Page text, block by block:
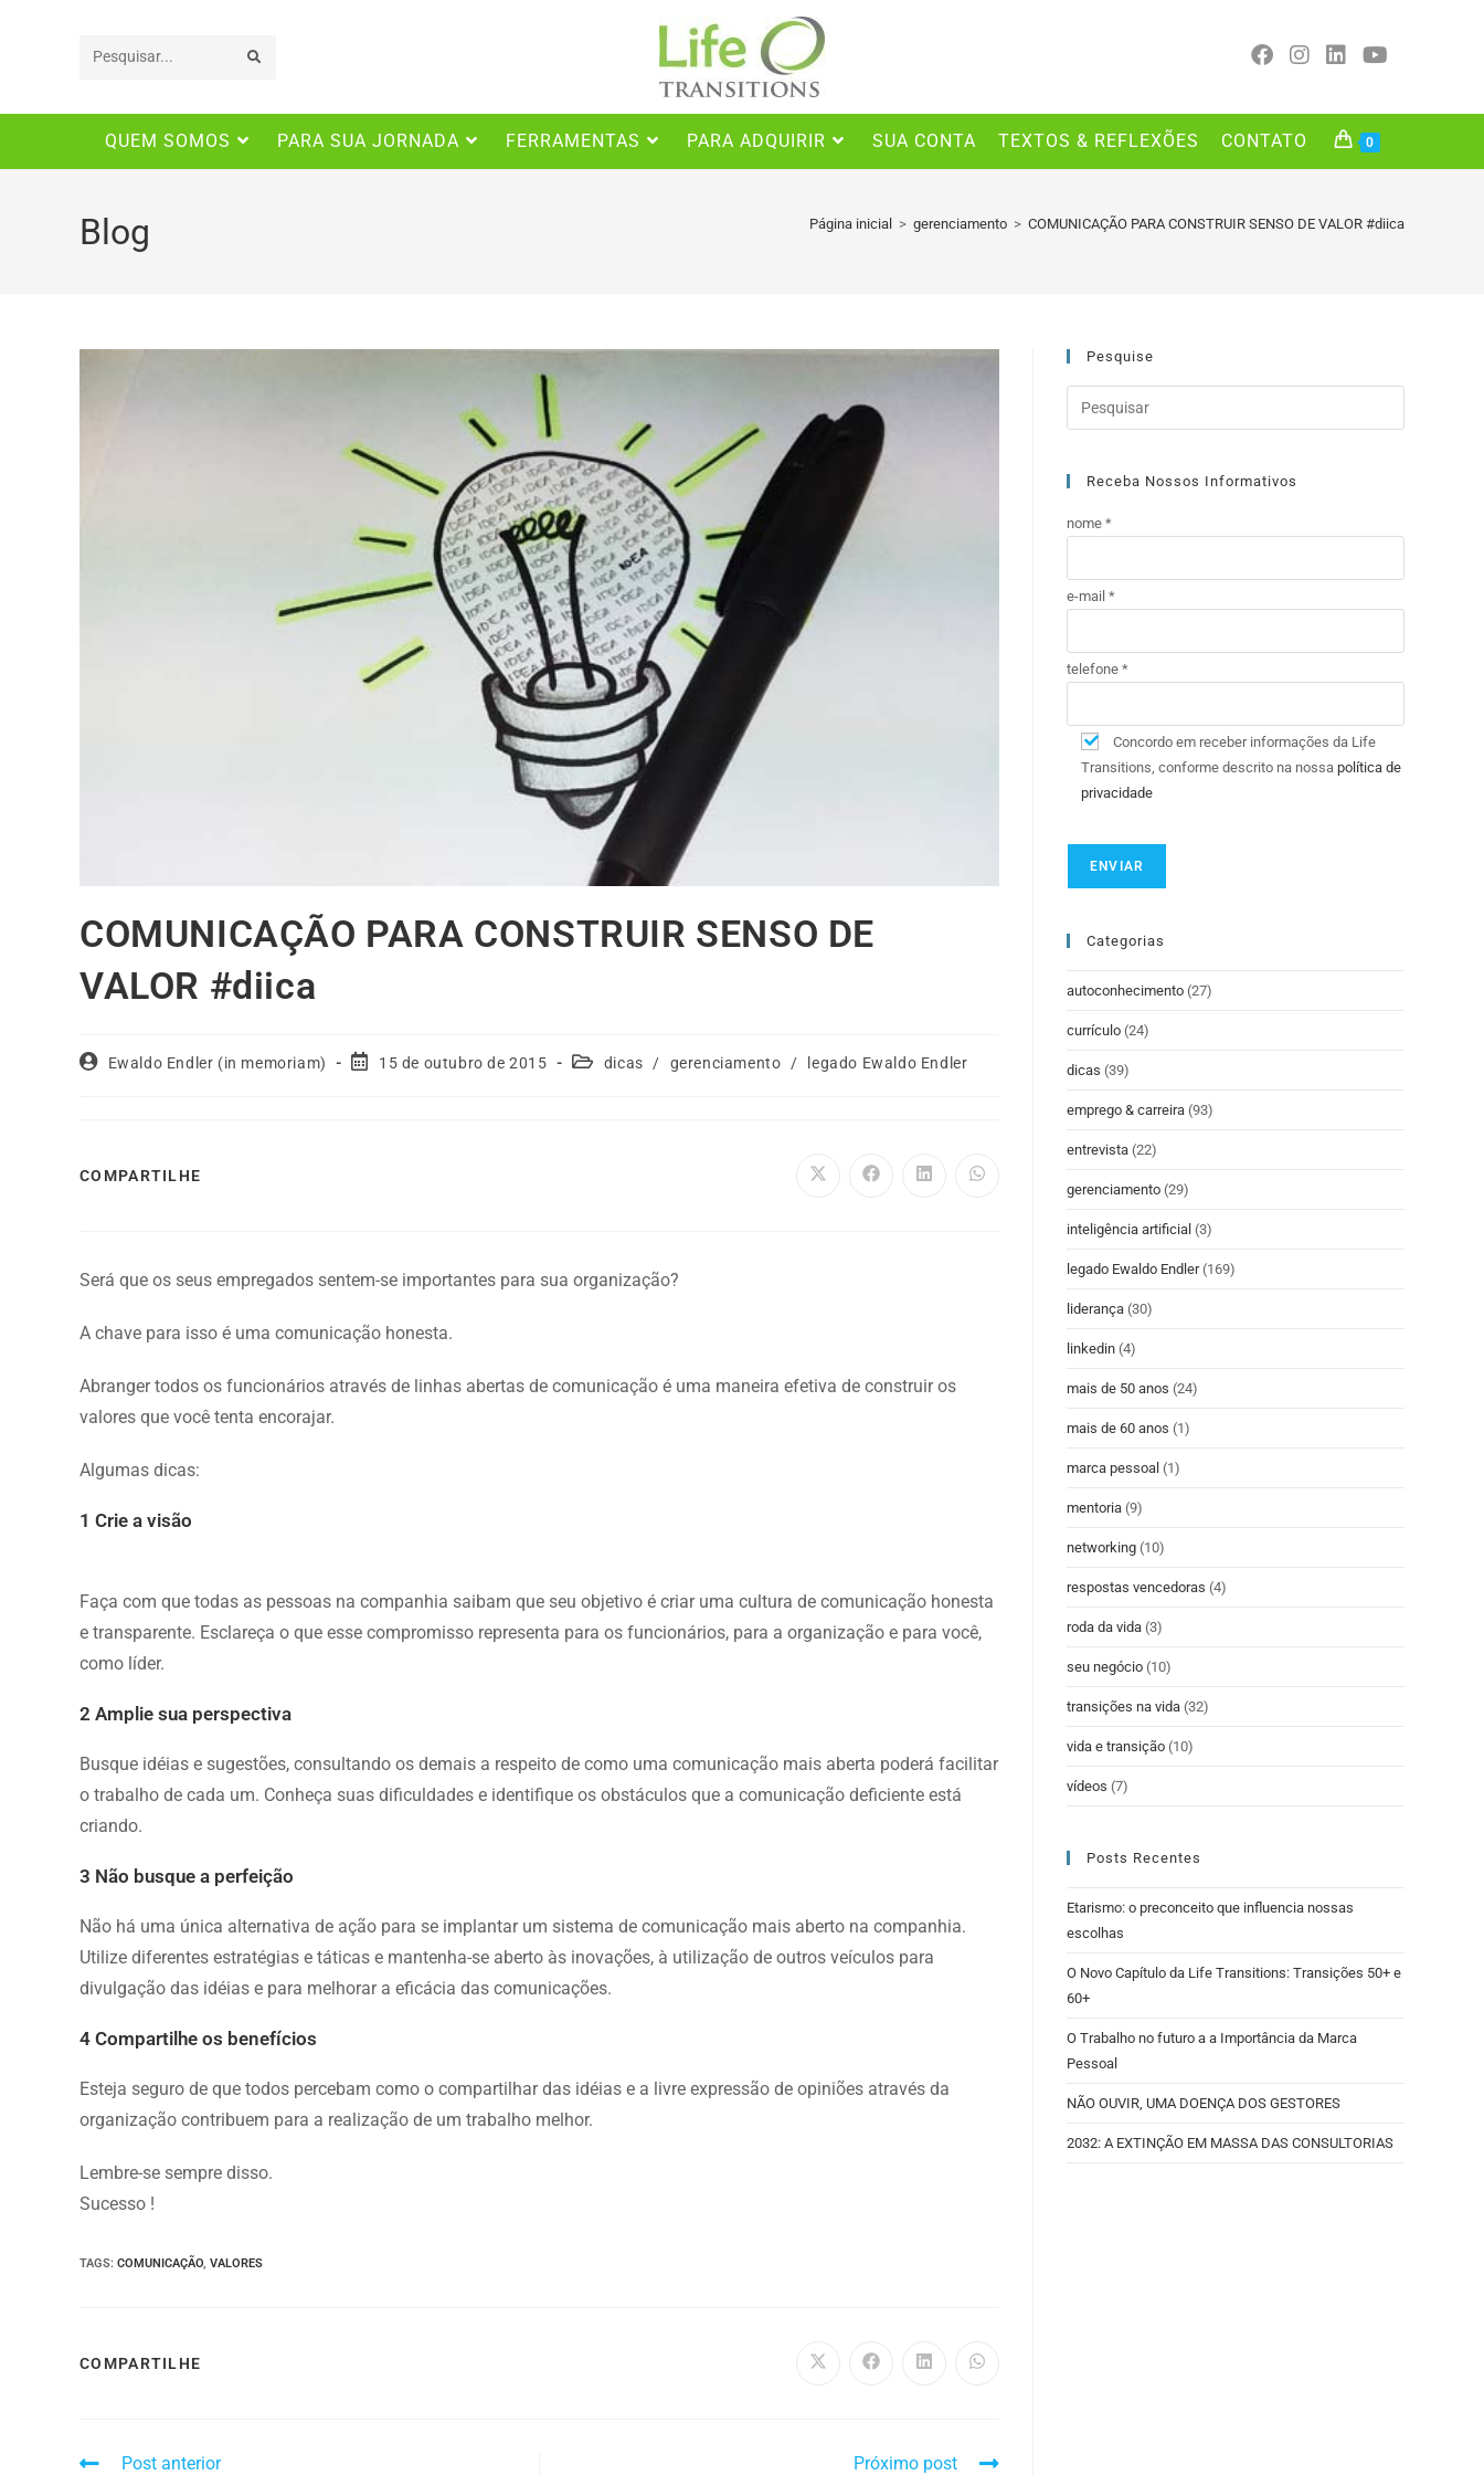
Pesquisar
site
QUEM SOMOS PARA SUA JORNADA FERRAMENTAS PARA ADQUIRIR SUA CONTA TEXTOS & REFLEXÕES CONTATO 0
Blog Página inicial > gerenciamento > COMUNICAÇÃO PARA CONSTRUIR SENSO DE VALOR #diica
COMUNICAÇÃO PARA CONSTRUIR SENSO DE
VALOR #diica
Ewaldo Endler (in memoriam) 15 de outubro de 2015 dicas / gerenciamento / legado Ewaldo Endler
COMPARTILHE
Será que os seus empregados sentem-se importantes para sua organização?
A chave para isso é uma comunicação honesta.
Abranger todos os funcionários através de linhas abertas de comunicação é uma maneira efetiva de construir os
valores que você tenta encorajar.
Algumas dicas:
1 Crie a visão
Faça com que todas as pessoas na companhia saibam que seu objetivo é criar uma cultura de comunicação honesta
e transparente. Esclareça o que esse compromisso representa para os funcionários, para a organização e para você,
como líder.
2 Amplie sua perspectiva
Busque idéias e sugestões, consultando os demais a respeito de como uma comunicação mais aberta poderá facilitar
o trabalho de cada um. Conheça suas dificuldades e identifique os obstáculos que a comunicação deficiente está
criando.
3 Não busque a perfeição
Não há uma única alternativa de ação para se implantar um sistema de comunicação mais aberto na companhia.
Utilize diferentes estratégias e táticas e mantenha-se aberto às inovações, à utilização de outros veículos para
divulgação das idéias e para melhorar a eficácia das comunicações.
4 Compartilhe os benefícios
Esteja seguro de que todos percebam como o compartilhar das idéias e a livre expressão de opiniões através da
organização contribuem para a realização de um trabalho melhor.
Lembre-se sempre disso.
Sucesso !
TAGS: COMUNICAÇÃO, VALORES
COMPARTILHE
Post anterior Próximo post
Pesquise
Receba Nossos Informativos
nome *
e-mail *
telefone *
Concordo em receber informações da Life
Transitions, conforme descrito na nossa política de
privacidade
Categorias
autoconhecimento (27)
currículo (24)
dicas (39)
emprego & carreira (93)
entrevista (22)
gerenciamento (29)
inteligência artificial (3)
legado Ewaldo Endler (169)
liderança (30)
linkedin (4)
mais de 50 anos (24)
mais de 60 anos (1)
marca pessoal (1)
mentoria (9)
networking (10)
respostas vencedoras (4)
roda da vida (3)
seu negócio (10)
transições na vida (32)
vida e transição (10)
vídeos (7)
Posts Recentes
Etarismo: o preconceito que influencia nossas
escolhas
O Novo Capítulo da Life Transitions: Transições 50+ e
60+
O Trabalho no futuro a a Importância da Marca
Pessoal
NÃO OUVIR, UMA DOENÇA DOS GESTORES
2032: A EXTINÇÃO EM MASSA DAS CONSULTORIAS